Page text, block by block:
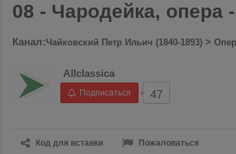
08 - Чародейка, опера
Канал:Чайковский Петр Ильич (1840-1893) >
Allclassica
Подписаться 47
Код для вставки Пожаловаться